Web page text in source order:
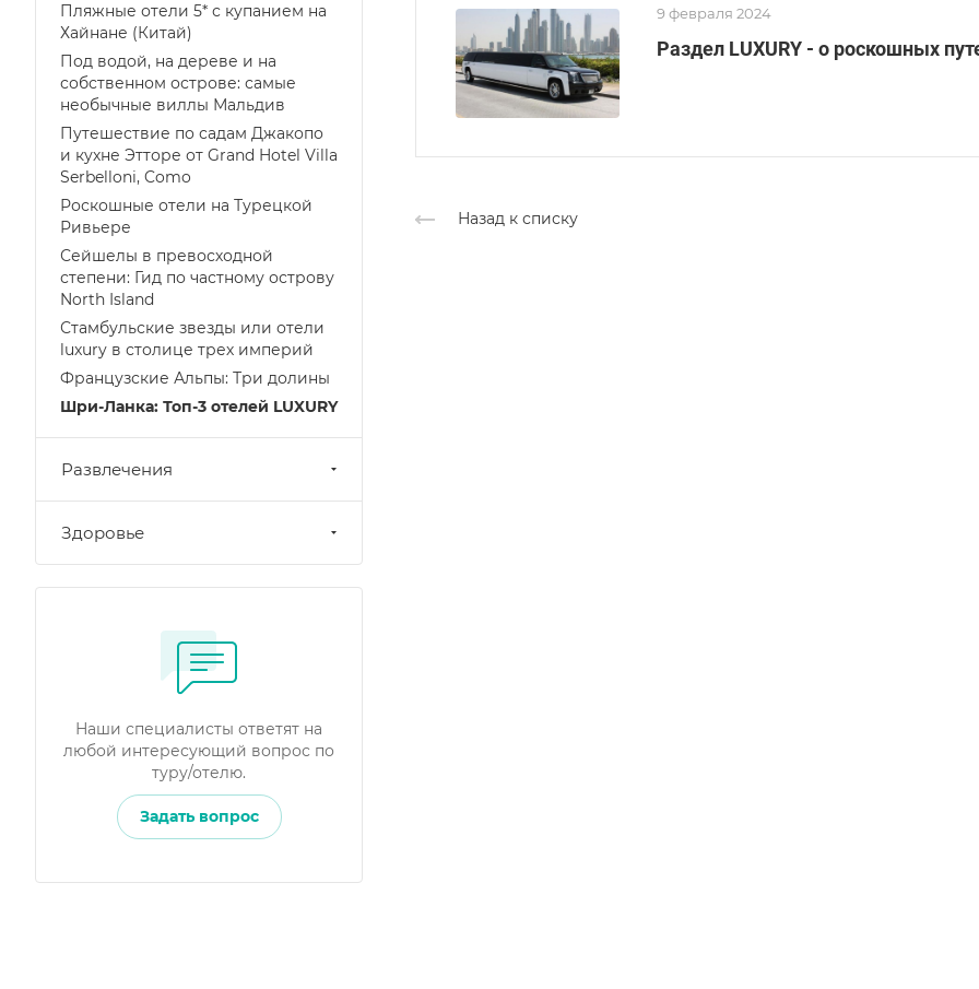
9 февраля 2024
Раздел LUXURY - о роскошных
Назад к списку
Пляжные отели 5* с купанием на
Хайнане (Китай)
Под водой, на дереве и на
собственном острове: самые
необычные виллы Мальдив
Путешествие по садам Джакопо
и кухне Этторе от Grand Hotel Villa
Serbelloni, Como
Роскошные отели на Турецкой
Ривьере
Сейшелы в превосходной
степени: Гид по частному острову
North Island
Стамбульские звезды или отели
luxury в столице трех империй
Французские Альпы: Три долины
Шри-Ланка: Топ-3 отелей LUXURY
Развлечения
Здоровье
Наши специалисты ответят на
любой интересующий вопрос по
туру/отелю.
Задать вопрос